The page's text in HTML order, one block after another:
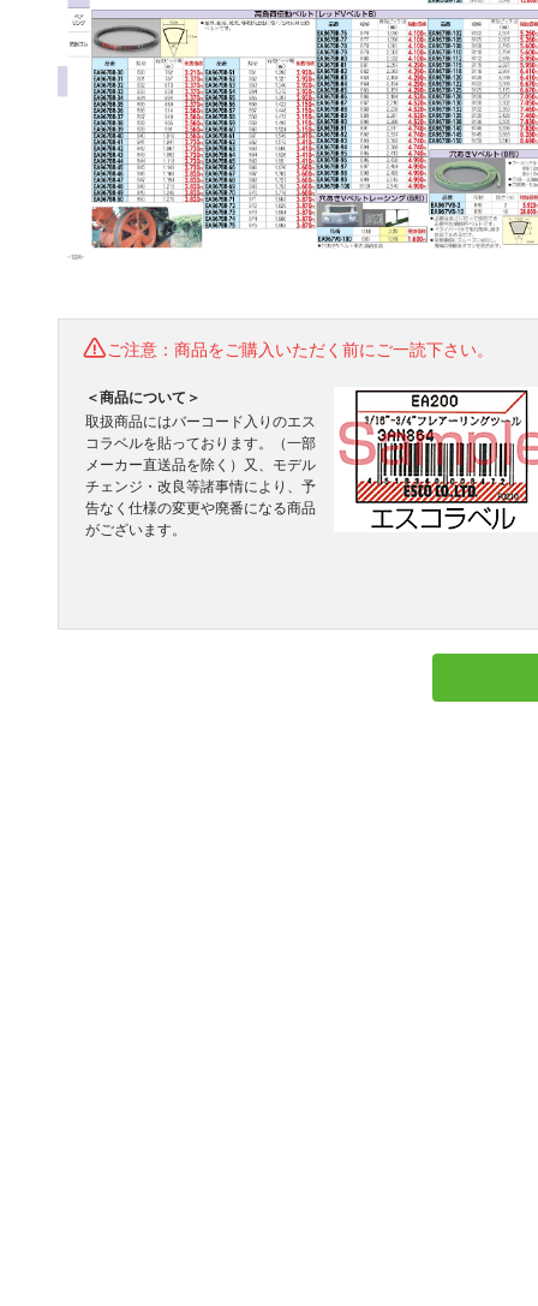
ご注意：商品をご購入いただく前にご一読下さい。
＜商品について＞
取扱商品にはバーコード入りのエス
コラベルを貼っております。（一部
メーカー直送品を除く）又、モデル
チェンジ・改良等諸事情により、予
告なく仕様の変更や廃番になる商品
がございます。